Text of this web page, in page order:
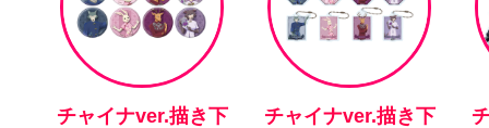
チャイナver.描き下
チャイナver.描き下